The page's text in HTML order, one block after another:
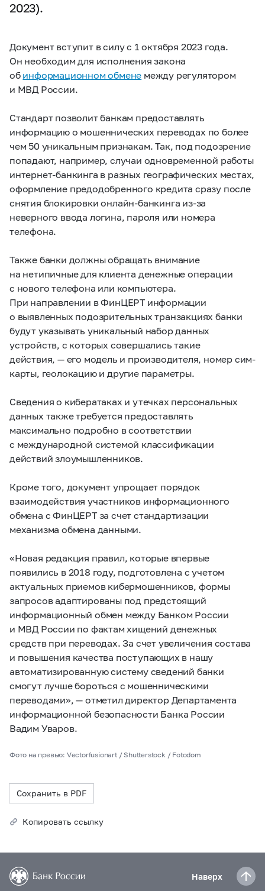
2023).
Документ вступит в силу с 1 октября 2023 года.
Он необходим для исполнения закона
об информационном обмене между регулятором
и МВД России.
Стандарт позволит банкам предоставлять
информацию о мошеннических переводах по более
чем 50 уникальным признакам. Так, под подозрение
попадают, например, случаи одновременной работы
интернет-банкинга в разных географических местах,
оформление предодобренного кредита сразу после
снятия блокировки онлайн-банкинга из-за
неверного ввода логина, пароля или номера
телефона.
Также банки должны обращать внимание
на нетипичные для клиента денежные операции
с нового телефона или компьютера.
При направлении в ФинЦЕРТ информации
о выявленных подозрительных транзакциях банки
будут указывать уникальный набор данных
устройств, с которых совершались такие
действия, — его модель и производителя, номер сим-
карты, геолокацию и другие параметры.
Сведения о кибератаках и утечках персональных
данных также требуется предоставлять
максимально подробно в соответствии
с международной системой классификации
действий злоумышленников.
Кроме того, документ упрощает порядок
взаимодействия участников информационного
обмена с ФинЦЕРТ за счет стандартизации
механизма обмена данными.
«Новая редакция правил, которые впервые
появились в 2018 году, подготовлена с учетом
актуальных приемов кибермошенников, формы
запросов адаптированы под предстоящий
информационный обмен между Банком России
и МВД России по фактам хищений денежных
средств при переводах. За счет увеличения состава
и повышения качества поступающих в нашу
автоматизированную систему сведений банки
смогут лучше бороться с мошенническими
переводами», — отметил директор Департамента
информационной безопасности Банка России
Вадим Уваров.
Фото на превью: Vectorfusionart / Shutterstock / Fotodom
Сохранить в PDF
Копировать ссылку
Наверх